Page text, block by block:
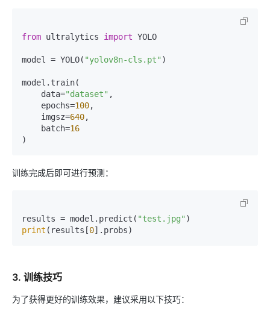
from ultralytics import YOLO
model = YOLO( "yolov8n-cls.pt" )
model.train(
    data=
"dataset" ,
    epochs=
100,
    imgsz=
640,
    batch=
16
训练完成后即可进行预测：
results = model.predict( "test.jpg"
print (results[0
3. 训练技巧
为了获得更好的训练效果，建议采用以下技巧：